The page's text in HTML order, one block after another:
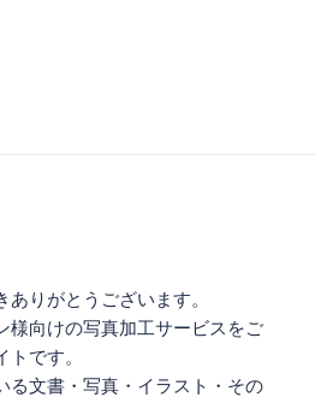
りがとうございます。
様向けの写真加工サービスをご
です。
る文書・写真・イラスト・その